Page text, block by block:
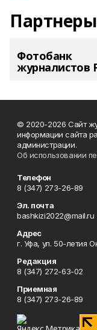
Партнеры
Фотобанк
журналистов
© 2020-2026 Сайт
информации сайта
администрации.
Об использовании
Телефон
8 (347) 273-26-89
Эл. почта
bashkizi2022@mail.ru
Адрес
г. Уфа, ул. 50-летия
Редакция
8 (347) 272-63-02
Приемная
8 (347) 273-26-89